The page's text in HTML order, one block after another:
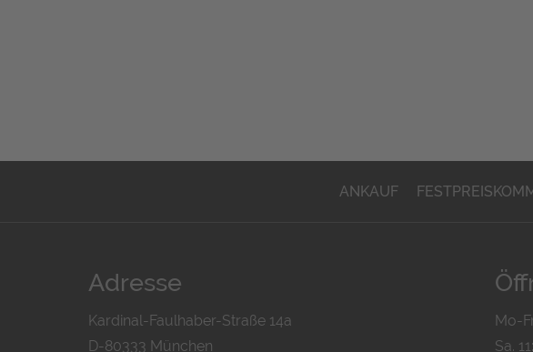
ANKAUF
Adresse
Kardinal-Faulhaber-Straße 14a
D-80333 München
Mo-
Sa.